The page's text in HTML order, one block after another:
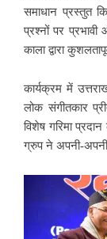
समाधान प्रस्तुत
प्रश्नों पर
काला द्वारा
कार्यक्रम में
लोक संगीतकार
विशेष गरिमा
ग्रुप ने अपनी-अपनी